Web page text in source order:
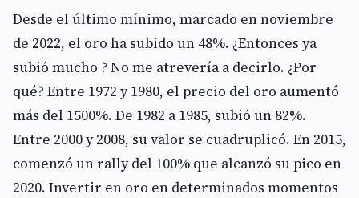
Desde el último mínimo, marcado en noviembre
de 2022, el oro ha subido un 48%. ¿Entonces ya
subió mucho ? No me atrevería a decirlo. ¿Por
qué? Entre 1972 y 1980, el precio del oro aumentó
más del 1500%. De 1982 a 1985, subió un 82%.
Entre 2000 y 2008, su valor se cuadruplicó. En 2015,
comenzó un rally del 100% que alcanzó su pico en
2020. Invertir en oro en determinados momentos